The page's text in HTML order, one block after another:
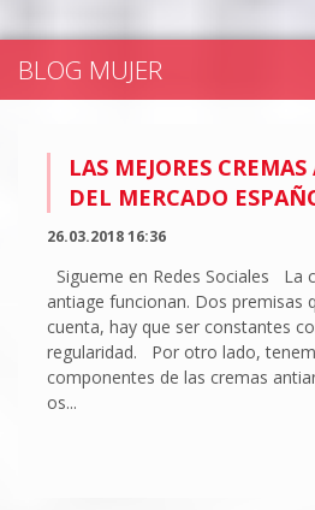
BLOG MUJER
LAS MEJORES
DEL MERCADO
26.03.2018 16:36
Sigueme en Redes Sociales La
antiage funcionan. Dos premisas
cuenta, hay que ser constantes
regularidad. Por otro lado,
componentes de las cremas
os...